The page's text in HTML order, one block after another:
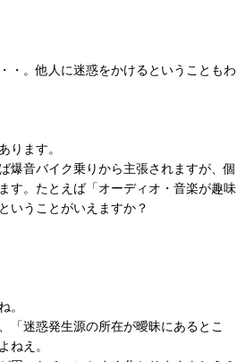
・。他人に迷惑をかけるということもわ
ます。
音バイク乗りから主張されますが、個
す。たとえば「オーディオ・音楽が趣味
いうことがいえますか？
「迷惑発生源の所在が曖昧にあるとこ
え。